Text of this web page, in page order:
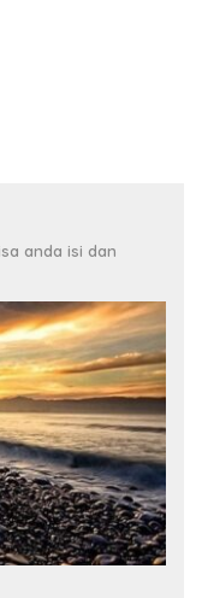
anda isi dan